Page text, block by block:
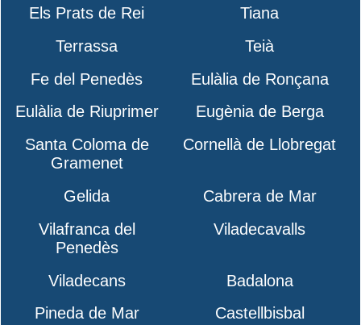
Els Prats de Rei
Tiana
Terrassa
Teià
Fe del Penedès
Eulàlia de Ronçana
Eulàlia de Riuprimer
Eugènia de Berga
Santa Coloma de
Gramenet
Cornellà de Llobregat
Gelida
Cabrera de Mar
Vilafranca del
Penedès
Viladecavalls
Viladecans
Badalona
Pineda de Mar
Castellbisbal